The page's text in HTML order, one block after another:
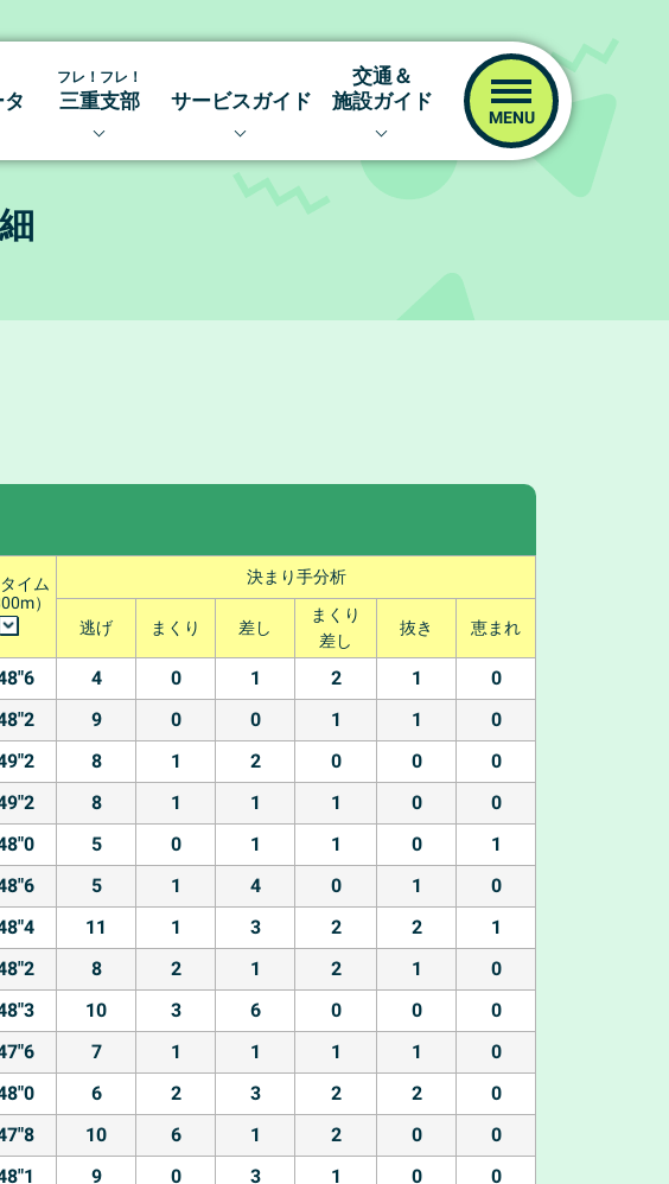
キング
結果・前検タイム
タ
フレ！フレ！
三重支部
みえトピ！
サービスガイド
キャッシュレスカード
津ポイント倶楽部
ボートレース津ファンクラブ
交通＆
施設ガイド
場内マップ
ボートレース津のあゆみ
イム
）
決まり手分析
逃げ まくり 差し
まくり
差し
抜き 恵まれ
4 0 1 2 1 0
9 0 0 1 1 0
8 1 2 0 0 0
8 1 1 1 0 0
5 0 1 1 0 1
5 1 4 0 1 0
11 1 3 2 2 1
8 2 1 2 1 0
10 3 6 0 0 0
7 1 1 1 1 0
6 2 3 2 2 0
10 6 1 2 0 0
9 0 3 1 0 0